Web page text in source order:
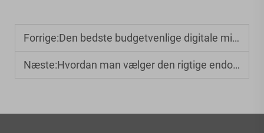
Forrige:Den bedste budgetvenlige digitale mikroskop til børn under 50 USD
Næste:Hvordan man vælger den rigtige endoskopkamera til inspektion